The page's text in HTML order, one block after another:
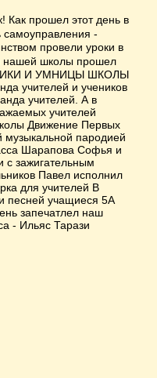
Как прошел этот день в
-
провели уроки в
нашей школы прошел
И УМНИЦЫ ШКОЛЫ
учителей и учеников
учителей. А в
учителей
Движение Первых
пародией
Шарапова Софья и
с зажигательным
Павел исполнил
для учителей В
песней учащиеся 5А
запечатлел наш
- Ильяс Тарази